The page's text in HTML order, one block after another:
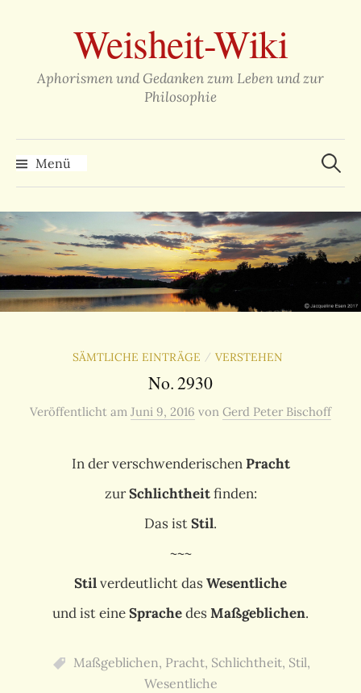
überspringenWeisheit-Wiki
Aphorismen und Gedanken zum Leben und zur
Philosophie
Menü
Suchen
nach:
SÄMTLICHE EINTRÄGE / VERSTEHEN
No. 2930
Veröffentlicht am Juni 9, 2016 von Gerd Peter Bischoff
In der verschwenderischenPracht
zurSchlichtheitfinden:
Das istStil.
~~~
Stilverdeutlicht dasWesentliche
und ist eineSprachedesMaßgeblichen.
Maßgeblichen, Pracht, Schlichtheit, Stil,
Wesentliche